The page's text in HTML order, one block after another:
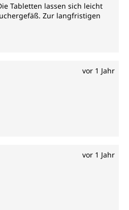
Tabletten lassen sich leicht
Zur langfristigen
vor 1 Jahr
vor 1 Jahr